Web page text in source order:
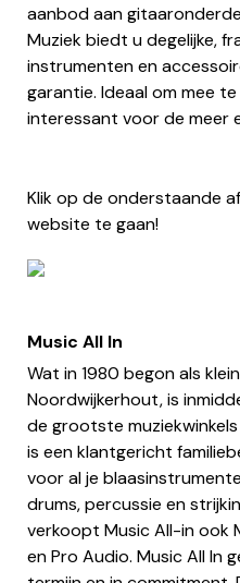
aanbod aan
Muziek biedt u degelijke,
instrumenten en
garantie. Ideaal om mee
interessant voor de meer
Klik op de onderstaande
website te gaan!
Music All In
Wat in 1980 begon als
Noordwijkerhout, is
de grootste muziekwinkels
is een klantgericht
voor al je
drums, percussie en
verkoopt Music All-in ook
en Pro Audio. Music All In